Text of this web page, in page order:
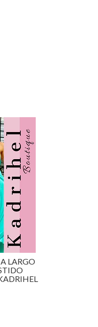
LARGO
VESTIDO
KADRIHEL.
CLP